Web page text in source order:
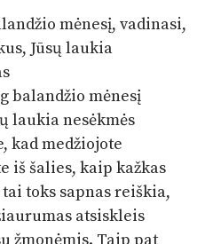
mėnesį, vadinasi,
Jūsų laukia
balandžio mėnesį
laukia nesėkmės
kad medžiojote
iš šalies, kaip kažkas
toks sapnas reiškia,
atsiskleis